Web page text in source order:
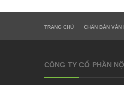
TRANG CHỦ CHÂN BÀN VĂN
CÔNG TY CỔ PHẦN